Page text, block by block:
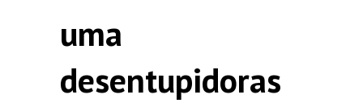
uma
desentupidoras